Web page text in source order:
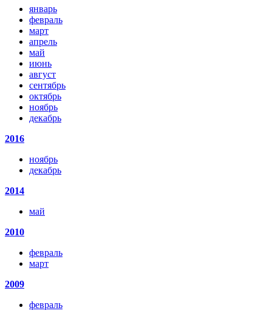
январь
февраль
март
апрель
май
июнь
август
сентябрь
октябрь
ноябрь
декабрь
2016
ноябрь
декабрь
2014
май
2010
февраль
март
2009
февраль